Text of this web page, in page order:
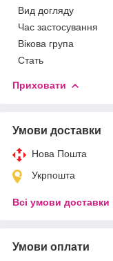
Вид догляду
Час застосування
Вікова група
Стать
Приховати
Умови доставки
Нова Пошта
Укрпошта
Всі умови доставки
Умови оплати